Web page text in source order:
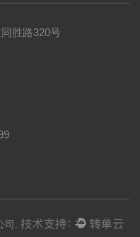
胜路320号
司.